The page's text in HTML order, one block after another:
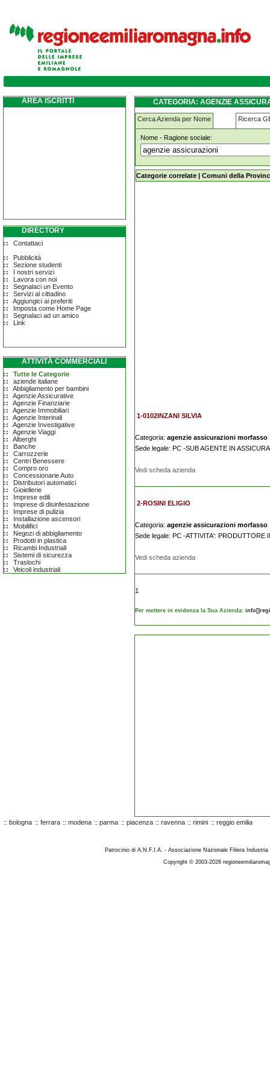
agenzie-assicurazioni morfasso
AREA ISCRITTI
DIRECTORY
Contattaci
Pubblicità
Sezione studenti
I nostri servizi
Lavora con noi
Segnalaci un Evento
Servizi al cittadino
Aggiungici ai preferiti
Imposta come Home Page
Segnalaci ad un amico
Link
ATTIVITÀ COMMERCIALI
Tutte le Categorie
aziende italiane
Abbigliamento per bambini
Agenzie Assicurative
Agenzie Finanziarie
Agenzie Immobiliari
Agenzie Interinali
Agenzie Investigative
Agenzie Viaggi
Alberghi
Banche
Carrozzerie
Centri Benessere
Compro oro
Concessionarie Auto
Distributori automatici
Gioiellerie
Imprese edili
Imprese di disinfestazione
Imprese di pulizia
Installazione ascensori
Mobilifici
Negozi di abbigliamento
Prodotti in plastica
Ricambi Industriali
Sistemi di sicurezza
Traslochi
Veicoli industriali
CATEGORIA: AGENZIE
Cerca Azienda per Nome Ricerca
Nome - Ragione sociale:
agenzie-assicurazioni morfasso
Categorie correlate | Comuni della
1-0102INZANI SILVIA
Categoria: agenzie assicurazioni morfasso
Sede legale: PC -SUB AGENTE IN
Vedi scheda azienda
2-ROSINI ELIGIO
Categoria: agenzie assicurazioni morfasso
Sede legale: PC -ATTIVITA': PRODUTTORE
Vedi scheda azienda
1
Per mettere in evidenza la Sua Azienda:
:: bologna :: ferrara :: modena :: parma :: piacenza :: ravenna :: rimini :: reggio emilia
Patrocinio di A.N.F.I.A. - Associazione Nazionale Filiera
Copyright © 2003-2026